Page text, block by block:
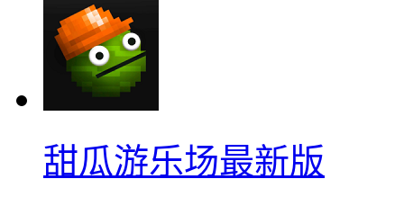
甜瓜游乐场最新版